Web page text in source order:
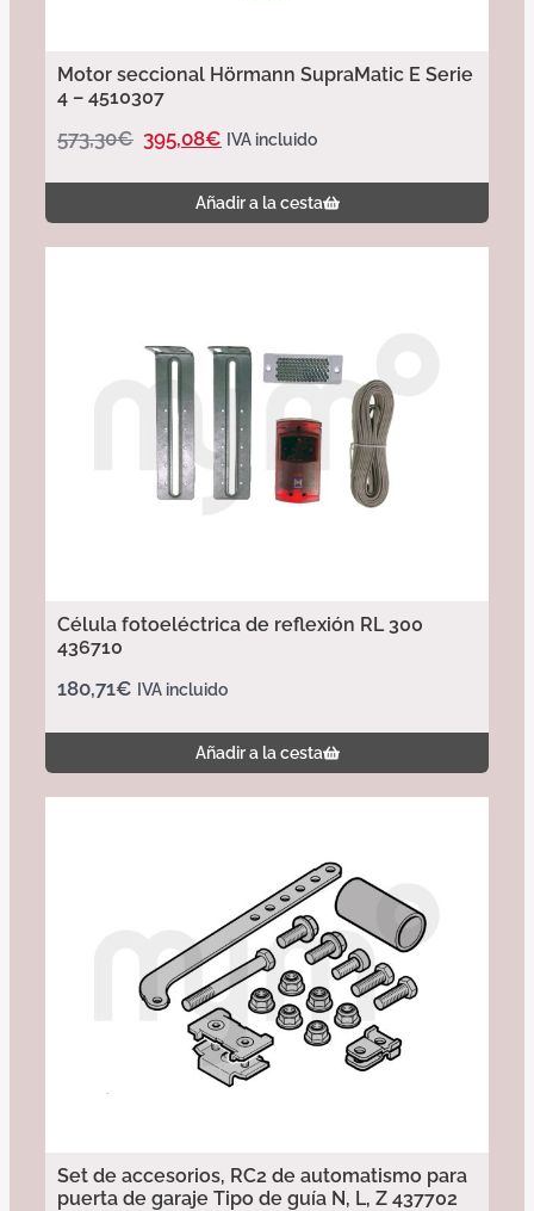
Motor seccional Hörmann SupraMatic E Serie
4 – 4510307
573,30€ 395,08€ IVA incluido
Añadir a la cesta
Célula fotoeléctrica de reflexión RL 300
436710
180,71€ IVA incluido
Añadir a la cesta
Set de accesorios, RC2 de automatismo para
puerta de garaje Tipo de guía N, L, Z 437702